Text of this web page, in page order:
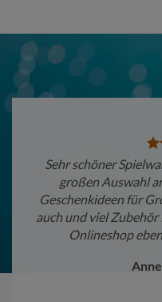
Sehr schöner
großen Auswahl
Geschenkideen für
auch und viel
Onlineshop